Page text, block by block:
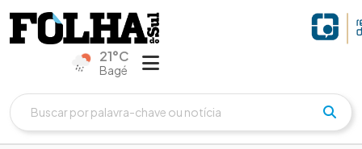
21°C
Bagé